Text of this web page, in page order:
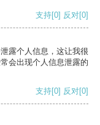
支持[0] 反对[0]
露个人信息，这让我很
会出现个人信息泄露的
支持[0] 反对[0]